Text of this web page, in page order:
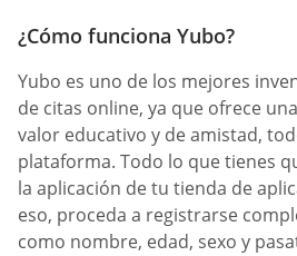
¿Cómo funciona Yubo?
Yubo es uno de los mejores
de citas online, ya que ofrece
valor educativo y de amistad,
plataforma. Todo lo que tienes
la aplicación de tu tienda de
eso, proceda a registrarse
como nombre, edad, sexo y